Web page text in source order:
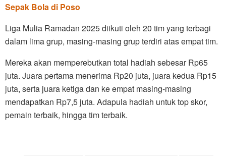
Sepak Bola di Poso
Liga Mulia Ramadan 2025 diikuti oleh 20 tim yang terbagi
dalam lima grup, masing-masing grup terdiri atas empat tim.
Mereka akan memperebutkan total hadiah sebesar Rp65
juta. Juara pertama menerima Rp20 juta, juara kedua Rp15
juta, serta juara ketiga dan ke empat masing-masing
mendapatkan Rp7,5 juta. Adapula hadiah untuk top skor,
pemain terbaik, hingga tim terbaik.